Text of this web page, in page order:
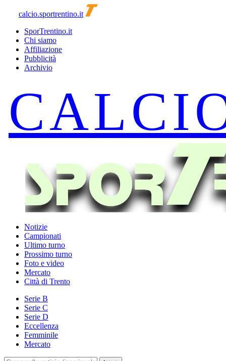
calcio.sportrentino.it
SporTrentino.it
Chi siamo
Affiliazione
Pubblicità
Archivio
Notizie
Campionati
Ultimo turno
Prossimo turno
Foto e video
Mercato
Città di Trento
Serie B
Serie C
Serie D
Eccellenza
Femminile
Mercato